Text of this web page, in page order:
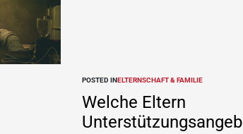
POSTED INELTERNSCHAFT & FAMILIE
Welche Eltern